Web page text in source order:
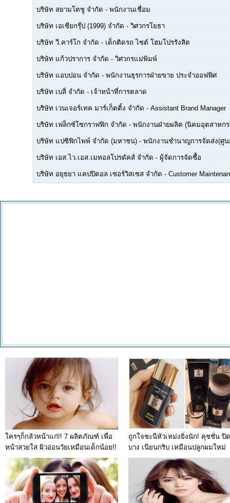
บริษัท สยามโตชู จำกัด - พนักงานเชื่อม
บริษัท เอเซียกรุ๊ป (1999) จำกัด - วิศวกรโยธา
บริษัท วี.คาร์โก จำกัด - เด็กติดรถ ไซต์ โฮมโปรรังสิต
บริษัท แก้วปราการ จำกัด - วิศวกรแม่พิมพ์
บริษัท แอบปอน จำกัด - พนักงานธุรการฝ่ายขาย ประจำออฟฟิศ
บริษัท เบลี่ จำกัด - เจ้าหน้าที่การตลาด
บริษัท เวนเจอร์เทค มาร์เก็ตติ้ง จำกัด - Assistant Brand Manager
บริษัท เฟล็กซ์โซกราฟฟิก จำกัด - พนักงานฝ่ายผลิต (นิคมอุตสาหก
บริษัท แปซิฟิกไพพ์ จำกัด (มหาชน) - พนักงานชำนาญการจัดส่ง(ศู
บริษัท เอส.ไว.เอส.เมทอลโปรดัคส์ จำกัด - ผู้จัดการจัดซื้อ
บริษัท อยุธยา แคปปิตอล เซอร์วิสเซส จำกัด - Customer
ใครๆก็กลัวหน้าแก่!! 7 ผลิตภัณฑ์ เพื่อ
หน้าสวยใส ผิวอ่อนวัยเหมือนเด็กน้อย!!
ถูกใจชะนีหัวเหม่งยิ่งนัก! คุชชั่น ปิ
บาง เนียนกริบ เหมือนปลูกผมใหม่